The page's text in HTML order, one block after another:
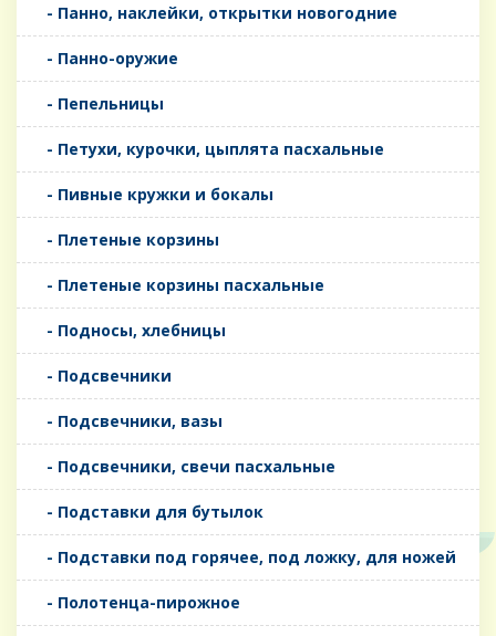
- Панно, наклейки, открытки новогодние
- Панно-оружие
- Пепельницы
- Петухи, курочки, цыплята пасхальные
- Пивные кружки и бокалы
- Плетеные корзины
- Плетеные корзины пасхальные
- Подносы, хлебницы
- Подсвечники
- Подсвечники, вазы
- Подсвечники, свечи пасхальные
- Подставки для бутылок
- Подставки под горячее, под ложку, для ножей
- Полотенца-пирожное